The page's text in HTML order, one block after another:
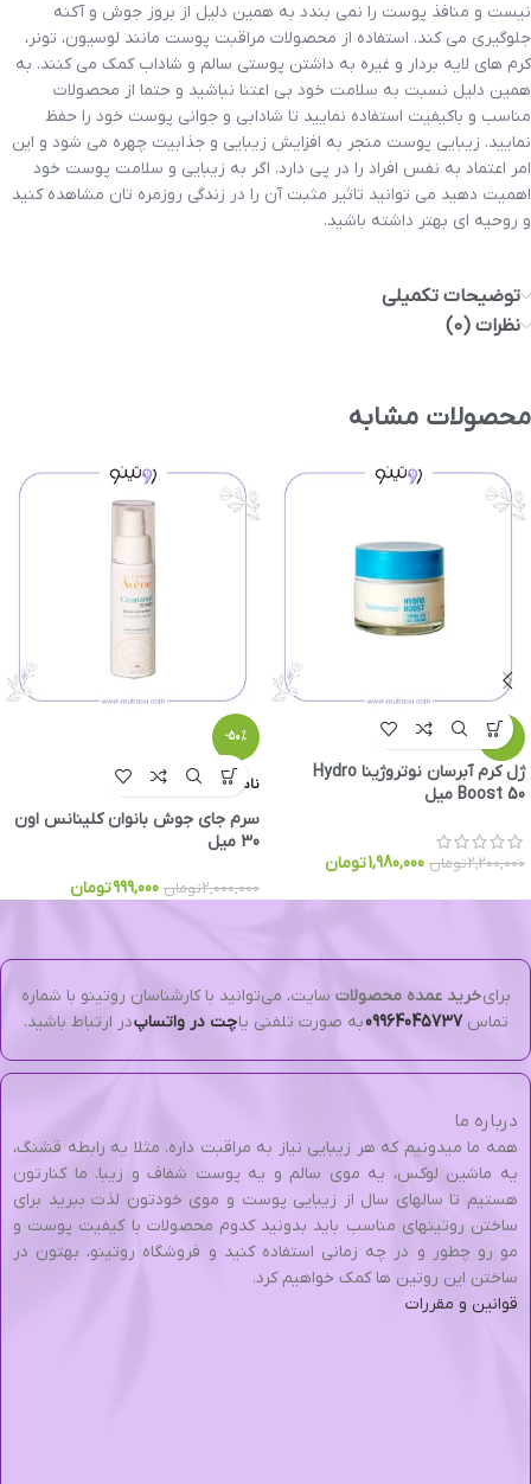
نیست و منافذ پوست را نمی بندد به همین دلیل از بروز جوش و آکنه
جلوگیری می کند. استفاده از محصولات مراقبت پوست مانند لوسیون، تونر،
کرم های لایه بردار و غیره به داشتن پوستی سالم و شاداب کمک می کنند. به
همین دلیل نسبت به سلامت خود بی اعتنا نباشید و حتما از محصولات
مناسب و باکیفیت استفاده نمایید تا شادابی و جوانی پوست خود را حفظ
نمایید. زیبایی پوست منجر به افزایش زیبایی و جذابیت چهره می شود و این
امر اعتماد به نفس افراد را در پی دارد. اگر به زیبایی و سلامت پوست خود
اهمیت دهید می توانید تاثیر مثبت آن را در زندگی روزمره تان مشاهده کنید
و روحیه ای بهتر داشته باشید.
توضیحات تکمیلی
نظرات (0)
محصولات مشابه
-10%
ژل کرم آبرسان نوتروژینا Hydro
Boost 50 میل
2,200,000تومان 1,980,000تومان
-50%
ناموجود
سرم جای جوش بانوان کلینانس اون
30 میل
2,000,000تومان 999,000تومان
برایخرید عمده محصولات سایت، می‌توانید با کارشناسان روتینو با شماره
تماس09964045737به صورت تلفنی یاچت در واتساپدر ارتباط باشید.
درباره ما
همه ما میدونیم که هر زیبایی نیاز به مراقبت داره. مثلا یه رابطه قشنگ،
یه ماشین لوکس، یه موی سالم و یه پوست شفاف و زیبا. ما کنارتون
هستیم تا سالهای سال از زیبایی پوست و موی خودتون لذت ببرید برای
ساختن روتینهای مناسب باید بدونید کدوم محصولات با کیفیت پوست و
مو رو چطور و در چه زمانی استفاده کنید و فروشگاه روتینو، بهتون در
ساختن این روتین ها کمک خواهیم کرد.
قوانین و مقررات